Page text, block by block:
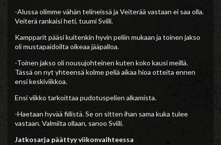
-Alussa olimme vähän telineissä ja Veiterää vastaan ei saa olla.
Veiterä rankaisi heti, tuumi Sviili.
Kampparit pääsi kuitenkin hyvin peliin mukaan ja toinen jakso
oli mustapaidoilta oikeaa jääpalloa.
-Toinen jakso oli nousujohteinen kuten koko kausi meillä.
Tässä on nyt yhteensä kolme peliä aikaa hioa otteita ennen
ensi keskiviikkoa.
Ensi viikko tarkoittaa pudotuspelien alkamista.
-Haetaan hyvää fiilistä. Se on sitten ihan sama kuka tulee
vastaan. Valmiita ollaan, sanoo Sviili.
Jatkosarja päättyy viikonvaihteessa